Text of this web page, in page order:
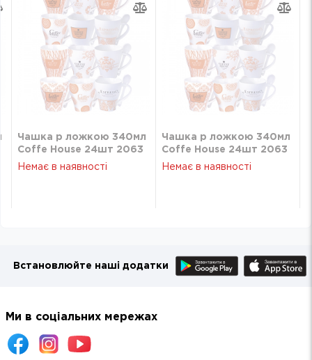
Чашка p ложкою 340мл
Coffe House 24шт 2063
Немає в наявності
Чашка p ложкою 340мл
Coffe House 24шт 2063
Немає в наявності
Встановлюйте наші додатки
Ми в соціальних мережах